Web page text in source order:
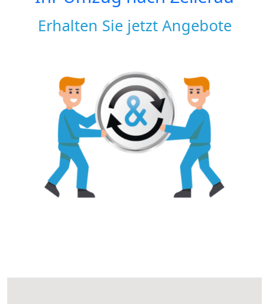
Erhalten Sie jetzt Angebote